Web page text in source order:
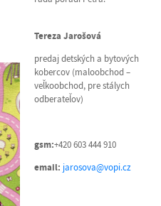
Tereza Jarošová
predaj detských a bytových
kobercov (maloobchod –
veľkoobchod, pre stálych
odberateľov)
gsm:+420 603 444 910
email: jarosova@vopi.cz